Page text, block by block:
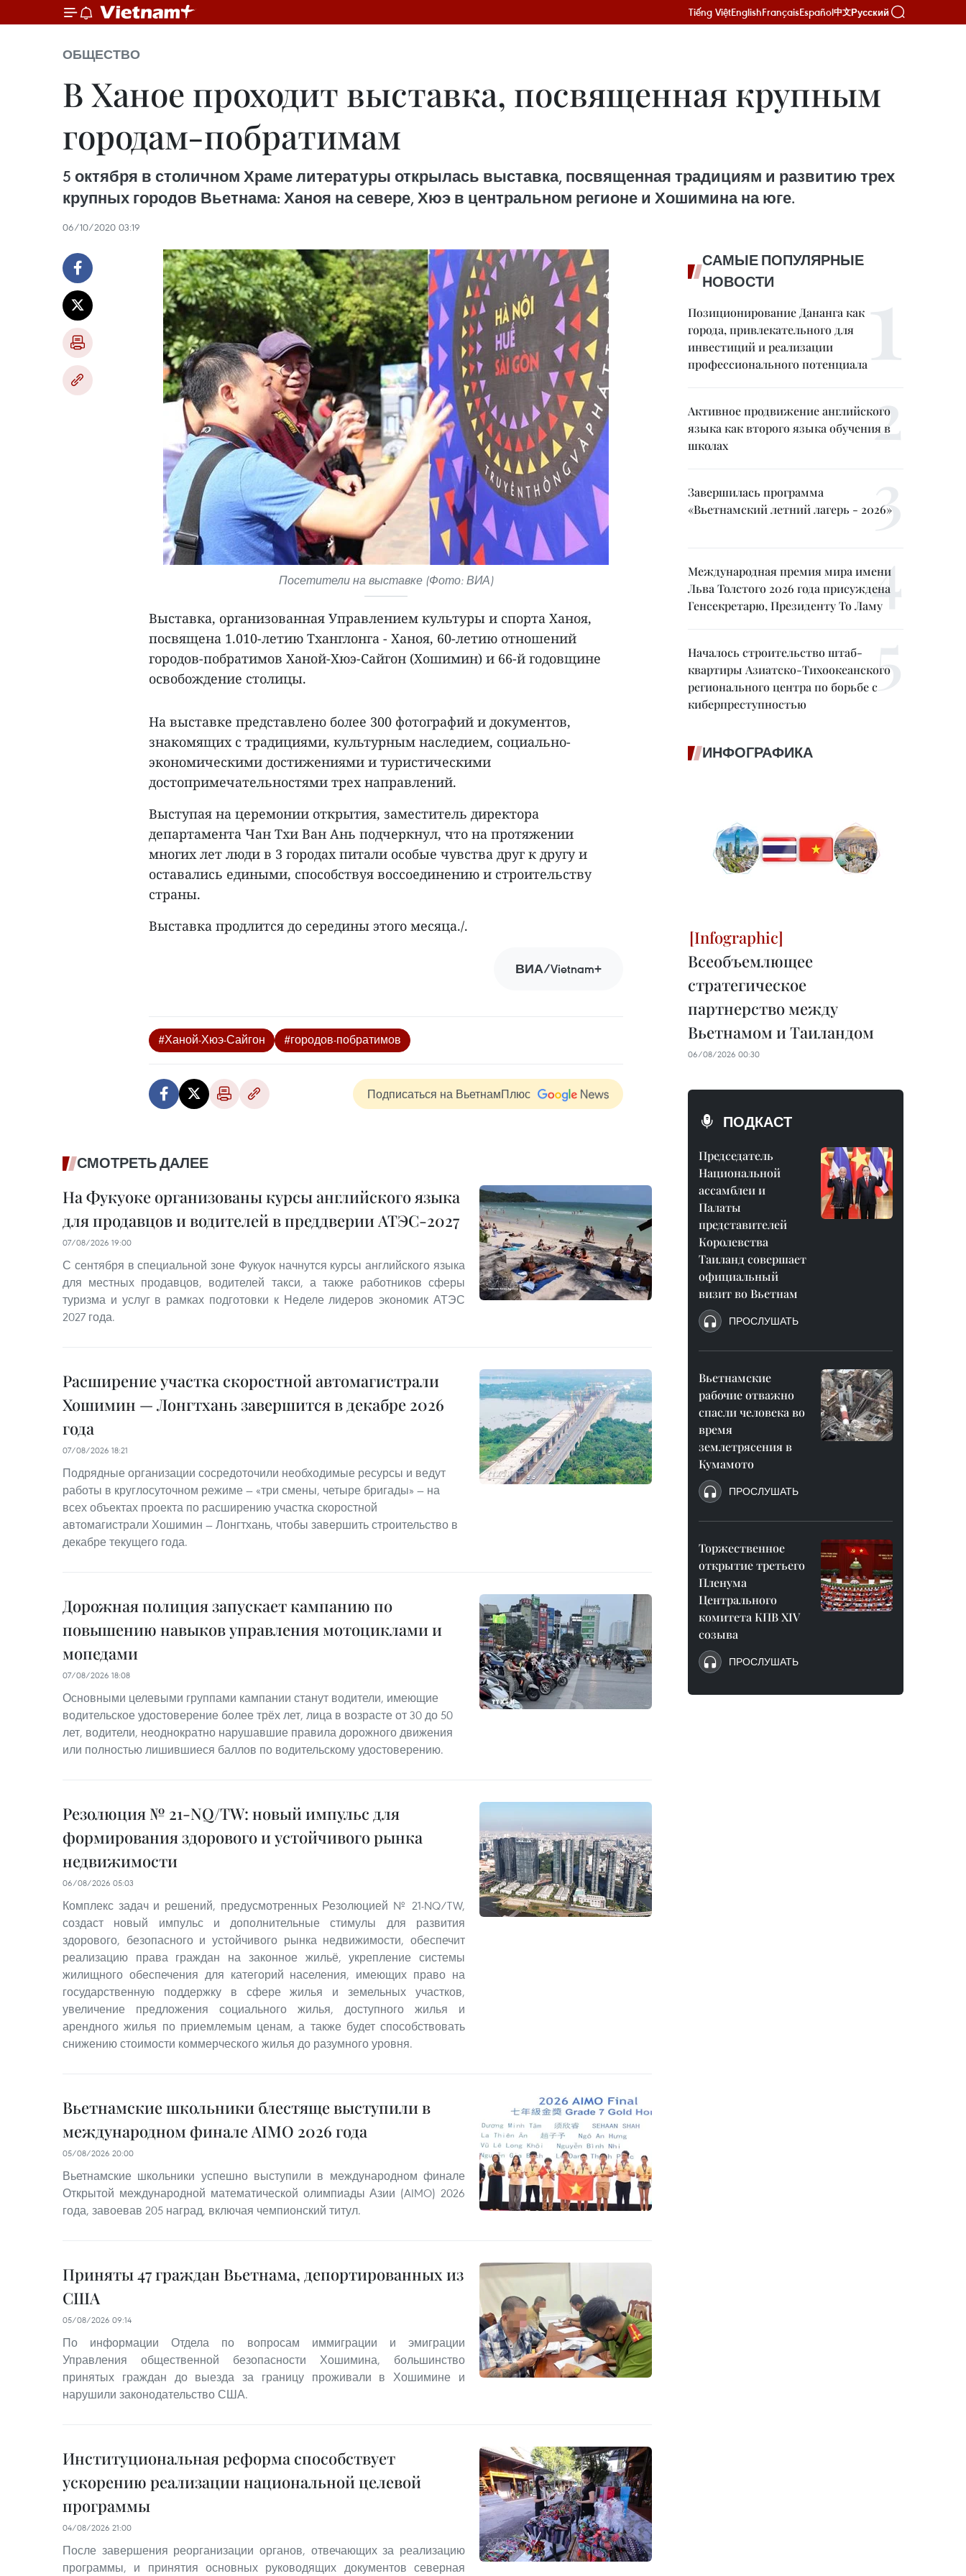
Tiếng ViệtEnglishFrançaisEspañol中文Русский
ОБЩЕСТВО
В Ханое проходит выставка, посвященная крупным
городам-побратимам
5 октября в столичном Храме литературы открылась выставка, посвященная традициям и развитию трех
крупных городов Вьетнама: Ханоя на севере, Хюэ в центральном регионе и Хошимина на юге.
06/10/2020 03:19
Посетители на выставке (Фото: ВИА)
Выставка, организованная Управлением культуры и спорта Ханоя,
посвящена 1.010-летию Тханглонга - Ханоя, 60-летию отношений
городов-побратимов Ханой-Хюэ-Сайгон (Хошимин) и 66-й годовщине
освобождение столицы.
На выставке представлено более 300 фотографий и документов,
знакомящих с традициями, культурным наследием, социально-
экономическими достижениями и туристическими
достопримечательностями трех направлений.
Выступая на церемонии открытия, заместитель директора
департамента Чан Тхи Ван Ань подчеркнул, что на протяжении
многих лет люди в 3 городах питали особые чувства друг к другу и
оставались едиными, способствуя воссоединению и строительству
страны.
Выставка продлится до середины этого месяца./.
ВИА/Vietnam+
#Ханой-Хюэ-Сайгон #городов-побратимов
Подписаться на ВьетнамПлюс
СМОТРЕТЬ ДАЛЕЕ
На Фукуоке организованы курсы английского языка
для продавцов и водителей в преддверии АТЭС-2027
07/08/2026 19:00
С сентября в специальной зоне Фукуок начнутся курсы английского языка
для местных продавцов, водителей такси, а также работников сферы
туризма и услуг в рамках подготовки к Неделе лидеров экономик АТЭС
2027 года.
Расширение участка скоростной автомагистрали
Хошимин — Лонгтхань завершится в декабре 2026
года
07/08/2026 18:21
Подрядные организации сосредоточили необходимые ресурсы и ведут
работы в круглосуточном режиме — «три смены, четыре бригады» — на
всех объектах проекта по расширению участка скоростной
автомагистрали Хошимин — Лонгтхань, чтобы завершить строительство в
декабре текущего года.
Дорожная полиция запускает кампанию по
повышению навыков управления мотоциклами и
мопедами
07/08/2026 18:08
Основными целевыми группами кампании станут водители, имеющие
водительское удостоверение более трёх лет, лица в возрасте от 30 до 50
лет, водители, неоднократно нарушавшие правила дорожного движения
или полностью лишившиеся баллов по водительскому удостоверению.
Резолюция № 21-NQ/TW: новый импульс для
формирования здорового и устойчивого рынка
недвижимости
06/08/2026 05:03
Комплекс задач и решений, предусмотренных Резолюцией № 21-NQ/TW,
создаст новый импульс и дополнительные стимулы для развития
здорового, безопасного и устойчивого рынка недвижимости, обеспечит
реализацию права граждан на законное жильё, укрепление системы
жилищного обеспечения для категорий населения, имеющих право на
государственную поддержку в сфере жилья и земельных участков,
увеличение предложения социального жилья, доступного жилья и
арендного жилья по приемлемым ценам, а также будет способствовать
снижению стоимости коммерческого жилья до разумного уровня.
Вьетнамские школьники блестяще выступили в
международном финале AIMO 2026 года
05/08/2026 20:00
Вьетнамские школьники успешно выступили в международном финале
Открытой международной математической олимпиады Азии (AIMO) 2026
года, завоевав 205 наград, включая чемпионский титул.
Приняты 47 граждан Вьетнама, депортированных из
США
05/08/2026 09:14
По информации Отдела по вопросам иммиграции и эмиграции
Управления общественной безопасности Хошимина, большинство
принятых граждан до выезда за границу проживали в Хошимине и
нарушили законодательство США.
Институциональная реформа способствует
ускорению реализации национальной целевой
программы
04/08/2026 21:00
После завершения реорганизации органов, отвечающих за реализацию
программы, и принятия основных руководящих документов северная
САМЫЕ ПОПУЛЯРНЫЕ
НОВОСТИ
Позиционирование Дананга как
города, привлекательного для
инвестиций и реализации
профессионального потенциала
Активное продвижение английского
языка как второго языка обучения в
школах
Завершилась программа
«Вьетнамский летний лагерь - 2026»
Международная премия мира имени
Льва Толстого 2026 года присуждена
Генсекретарю, Президенту То Ламу
Началось строительство штаб-
квартиры Азиатско-Тихоокеанского
регионального центра по борьбе с
киберпреступностью
ИНФОГРАФИКА
Всеобъемлющее
стратегическое
партнерство между
Вьетнамом и Таиландом
06/08/2026 00:30
ПОДКАСТ
Председатель
Национальной
ассамблеи и
Палаты
представителей
Королевства
Таиланд совершает
официальный
визит во Вьетнам
ПРОСЛУШАТЬ
Вьетнамские
рабочие отважно
спасли человека во
время
землетрясения в
Кумамото
ПРОСЛУШАТЬ
Торжественное
открытие третьего
Пленума
Центрального
комитета КПВ XIV
созыва
ПРОСЛУШАТЬ